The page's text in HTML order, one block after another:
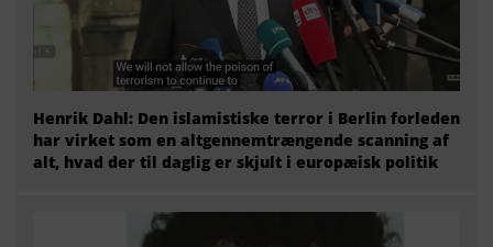
Henrik Dahl: Den islamistiske terror i Berlin forleden
har virket som en altgennemtrængende scanning af
alt, hvad der til daglig er skjult i europæisk politik